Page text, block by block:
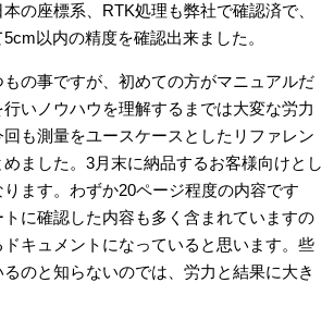
の座標系、RTK処理も弊社で確認済で、
以内の精度を確認出来ました。
の事ですが、初めての方がマニュアルだ
いノウハウを理解するまでは大変な労力
も測量をユースケースとしたリファレン
ました。3月末に納品するお客様向けとし
ます。わずか20ページ程度の内容です
に確認した内容も多く含まれていますの
キュメントになっていると思います。些
のと知らないのでは、労力と結果に大き